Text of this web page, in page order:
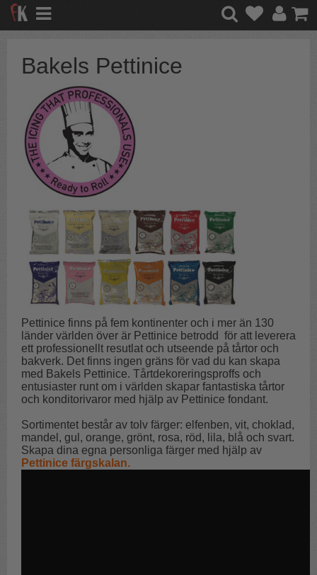
Bakels Pettinice
Pettinice finns på fem kontinenter och i mer än 130
länder världen över är Pettinice betrodd för att leverera
ett professionellt resutlat och utseende på tårtor och
bakverk. Det finns ingen gräns för vad du kan skapa
med Bakels Pettinice. Tårtdekoreringsproffs och
entusiaster runt om i världen skapar fantastiska tårtor
och konditorivaror med hjälp av Pettinice fondant.
Sortimentet består av tolv färger: elfenben, vit, choklad,
mandel, gul, orange, grönt, rosa, röd, lila, blå och svart.
Skapa dina egna personliga färger med hjälp av
Pettinice färgskalan.